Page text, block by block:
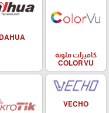
كاميرات ملونة
COLOR VU
DAHUA
VECHO